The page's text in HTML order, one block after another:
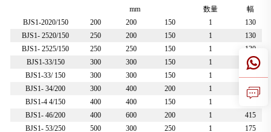
mm 数量
幅
BJS1-2020/150
200 200 150 1
130
BJS1-2520/150 250 200 150 1
130
BJS1-2525/150 250 250 150 1
130
BJS1-33/150
300 300 150 1
175
BJS1-33/ 150 300 300 150 1
175
BJS1-34/200 300 400 200 1
318
BJS1-44/150 400 400 150 1
BJS1-46/200 400 600 200 1
415
BJS1-53/250 500 300 250 1
175